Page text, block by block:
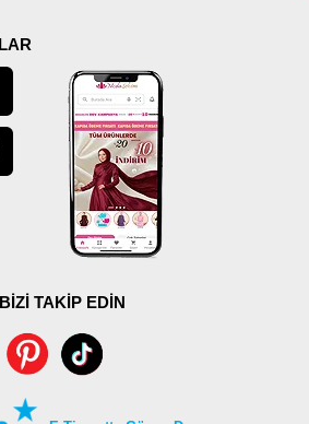
TAKİP EDİN